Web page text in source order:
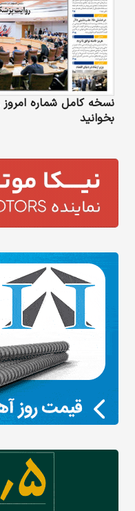
نسخه کامل شماره امروز
بخوانید